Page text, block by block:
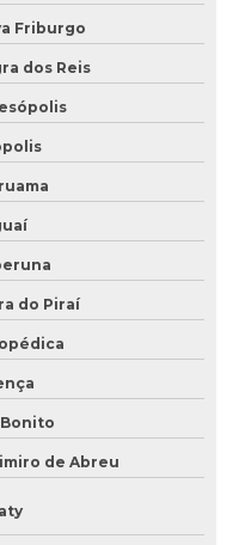
de contaminação
Friburgo
dos Reis
do Piraí
de Abreu